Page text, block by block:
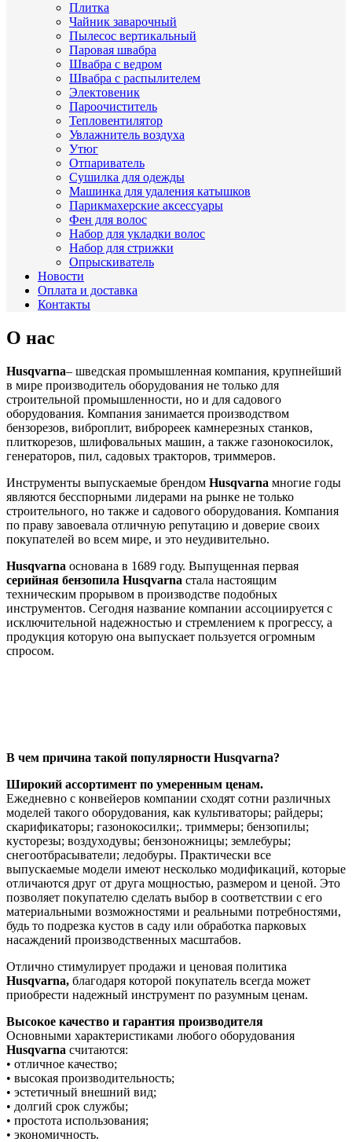
Плитка
Чайник заварочный
Пылесос вертикальный
Паровая швабра
Швабра с ведром
Швабра с распылителем
Электовеник
Пароочиститель
Тепловентилятор
Увлажнитель воздуха
Утюг
Отпариватель
Сушилка для одежды
Машинка для удаления катышков
Парикмахерские аксессуары
Фен для волос
Набор для укладки волос
Набор для стрижки
Опрыскиватель
Новости
Оплата и доставка
Контакты
О нас
Husqvarna– шведская промышленная компания, крупнейший
в мире производитель оборудования не только для
строительной промышленности, но и для садового
оборудования. Компания занимается производством
бензорезов, виброплит, виброреек камнерезных станков,
плиткорезов, шлифовальных машин, а также газонокосилок,
генераторов, пил, садовых тракторов, триммеров.
Инструменты выпускаемые брендом Husqvarna многие годы
являются бесспорными лидерами на рынке не только
строительного, но также и садового оборудования. Компания
по праву завоевала отличную репутацию и доверие своих
покупателей во всeм мире, и это неудивительно.
Husqvarna основана в 1689 году. Выпущенная первая
серийная бензопила Husqvarna стала настоящим
техническим прорывом в производстве подобных
инструментов. Сегодня название компании ассоциируется с
исключительной надeжностью и стремлением к прогрессу, а
продукция которую она выпускает пользуется огромным
спросом.
В чем причина такой популярности Husqvarna?
Широкий ассортимент по умеренным ценам.
Ежедневно с конвейеров компании сходят сотни различных
моделей такого оборудования, как культиваторы; райдеры;
скарификаторы; газонокосилки;. триммеры; бензопилы;
кусторезы; воздуходувы; бензоножницы; землебуры;
снегоотбрасыватели; ледобуры. Практически все
выпускаемые модели имеют несколько модификаций, которые
отличаются друг от друга мощностью, размером и ценой. Это
позволяет покупателю сделать выбор в соответствии с его
материальными возможностями и реальными потребностями,
будь то подрезка кустов в саду или обработка парковых
насаждений производственных масштабов.
Отлично стимулирует продажи и ценовая политика
Husqvarna, благодаря которой покупатель всегда может
приобрести надежный инструмент по разумным ценам.
Высокое качество и гарантия производителя
Основными характеристиками любого оборудования
Husqvarna считаются:
• отличное качество;
• высокая производительность;
• эстетичный внешний вид;
• долгий срок службы;
• простота использования;
• экономичность.